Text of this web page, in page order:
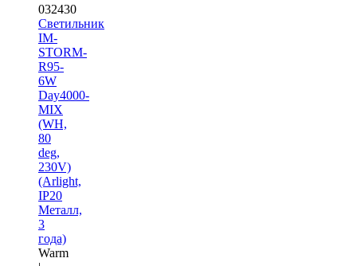
032430
Светильник
IM-
STORM-
R95-
6W
Day4000-
MIX
(WH,
80
deg,
230V)
(Arlight,
IP20
Металл,
3
года)
Warm